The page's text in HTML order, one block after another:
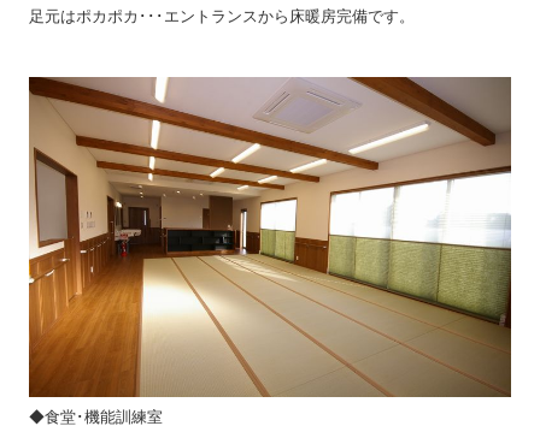
足元はポカポカ･･･エントランスから床暖房完備です。
◆食堂･機能訓練室